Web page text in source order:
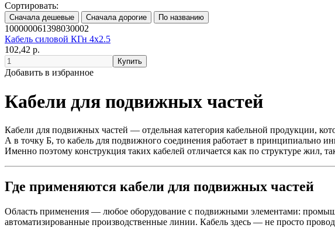
Сортировать:
100000061398030002
Кабель силовой КГн 4х2.5
102,42 р.
Добавить в избранное
Кабели для подвижных частей
Кабели для подвижных частей — отдельная категория кабельной продукции,
А в точку Б, то кабель для подвижного соединения работает в принципиально
Именно поэтому конструкция таких кабелей отличается как по структуре жил,
Где применяются кабели для подвижных частей
Область применения — любое оборудование с подвижными элементами:
автоматизированные производственные линии. Кабель здесь — не просто